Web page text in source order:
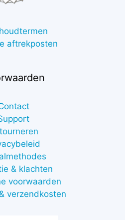
aftrekposten
& klachten
voorwaarden
verzendkosten